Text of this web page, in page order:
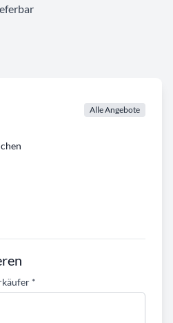
Alle Angebote
*